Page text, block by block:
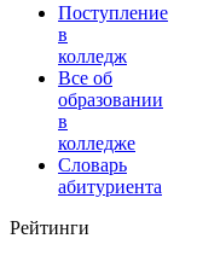
Поступление
в
колледж
Все об
образовании
в
колледже
Словарь
абитуриента
Рейтинги